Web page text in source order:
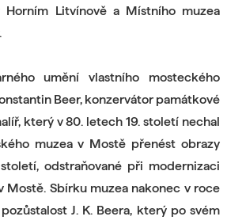
Horním Litvínově a Místního muzea
umění vlastního mosteckého
Beer, konzervátor památkové
který v 80. letech 19. století nechal
muzea v Mostě přenést obrazy
odstraňované při modernizaci
Mostě. Sbírku muzea nakonec v roce
J. K. Beera, který po svém